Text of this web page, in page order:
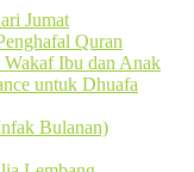
Jumat
Quran
Ibu dan Anak
untuk Dhuafa
Bulanan)